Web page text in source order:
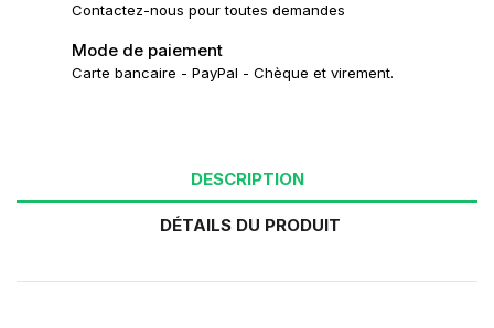
Contactez-nous pour toutes demandes
Mode de paiement
Carte bancaire - PayPal - Chèque et virement.
DESCRIPTION
DÉTAILS DU PRODUIT